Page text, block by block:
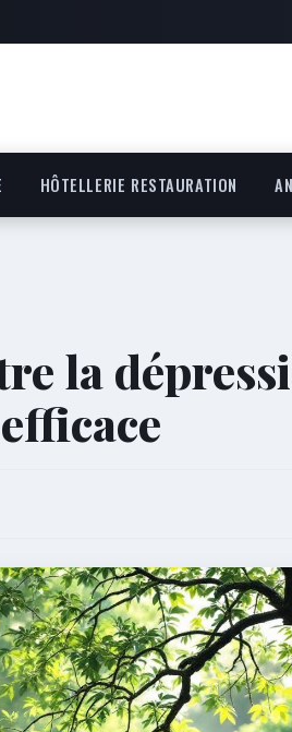
HÔTELLERIE RESTAURATION
la